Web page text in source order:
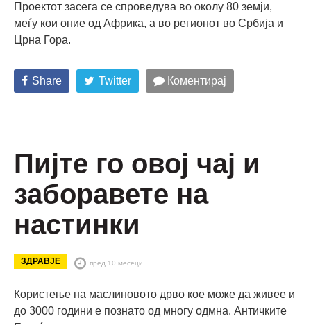
Проектот засега се спроведува во околу 80 земји,
меѓу кои оние од Африка, а во регионот во Србија и
Црна Гора.
Share Twitter Коментирај
Пијте го овој чај и
заборавете на
настинки
ЗДРАВЈЕ пред 10 месеци
Користење на маслиновото дрво кое може да живее и
до 3000 години е познато од многу одмна. Античките